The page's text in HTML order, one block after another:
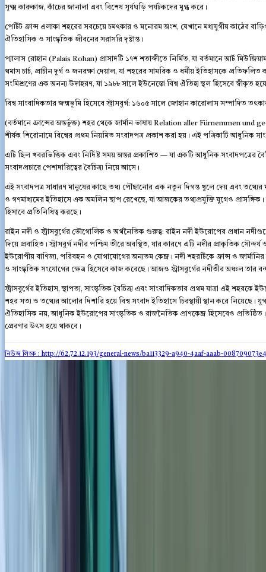
সূক্ষ্ম কারুকাজ, কাঁচের জানালা এবং বিশেষ সূর্যঘড়ি পর্যটকদের মুগ্ধ করে।
পেটিট ফ্রান্স এলাকা শহরের সবচেয়ে চমৎকার ও মনোরম অংশ, যেখানে মধ্যযুগীয় কাঠের
ঐতিহাসিক ও সাংস্কৃতিক জীবনের সরাসরি দৃষ্টান্ত।
প্যালাস রোহান (Palais Rohan) প্রাসাদটি ১৭শ শতাব্দীতে নির্মিত, যা বর্তমানে আর্ট
থমাস চার্চ, প্রাচীন দুর্গ ও জনরক্ষা দেয়াল, যা শহরের সামরিক ও ধর্মীয় ইতিহাসকে
সংমিশ্রণের এক অনন্য উদাহরণ, যা ১৯৮৮ সালে ইউনেস্কো বিশ্ব ঐতিহ্য স্থল হিসেবে স্বীকৃত
বিশ্ব সাংবাদিকতার জন্মভূমি হিসেবে স্ট্রাসবুর্গ: ১৬০৫ সালে জোহান কারোলাস সম্পাদিত
(বর্তমানে ফ্রান্সের অন্তর্ভুক্ত) শহর থেকে জার্মান ভাষায় Relation aller Fürnemmen und
শীর্ষক শিরোনামে বিশ্বের প্রথম নিয়মিত সংবাদপত্র প্রকাশ করা হয়। এই পত্রিকাটি আধুনিক
এটি ছিল খবরভিত্তিক এবং নির্দিষ্ট সময় অন্তর প্রকাশিত — যা একটি আধুনিক সংবাদপত্রের
সংবাদপ্রচারে পেশাদারিত্বের বৈচিত্র্য নিয়ে আসে।
এই সংবাদপত্র সাধারণ মানুষের কাছে তথ্য পৌঁছানোর এক নতুন দিগন্ত খুলে দেয় এবং তথ্যের
ও গণমাধ্যমের ইতিহাসে এক অমলিন ছাপ রেখেছে, যা আজকের তথ্যপ্রযুক্তি যুগেও প্রাসঙ্গিক।
হিসাবে প্রতিনিধিত্ব করছে।
রাইন নদী ও স্ট্রাসবুর্গের ভৌগোলিক ও অর্থনৈতিক গুরুত্ব: রাইন নদী ইউরোপের প্রধান
দিয়ে প্রবাহিত। স্ট্রাসবুর্গ নদীর পশ্চিম তীরে অবস্থিত, যার কারণে এটি নদীর প্রাকৃতিক
ইউরোপীয় বাণিজ্য, পরিবহন ও যোগাযোগের অন্যতম কেন্দ্র। নদী শহরটিকে ফ্রান্স ও
ও সাংস্কৃতিক সংযোগের ক্ষেত্র হিসেবে কাজ করেছে। আজও স্ট্রাসবুর্গের নদীতীর অঞ্চল তার
স্ট্রাসবুর্গের ইতিহাস, স্থাপত্য, সাংস্কৃতিক বৈচিত্র্য এবং সাংবাদিকতার প্রথম যাত্রা এই
শহর সত্য ও তথ্যের আলোর দিশারি হয়ে বিশ্ব সংবাদ ইতিহাসে চিরস্থায়ী স্থান করে
ঐতিহাসিক নয়, আধুনিক ইউরোপের সাংস্কৃতিক ও রাজনৈতিক প্রাণকেন্দ্র হিসেবেও প্রতিষ্ঠিত।
প্রেরণার উৎস হয়ে থাকবে।
নিউজ লিংক : http://62.72.12.193/general-news/ba113329-a940-4aaf-aaab-